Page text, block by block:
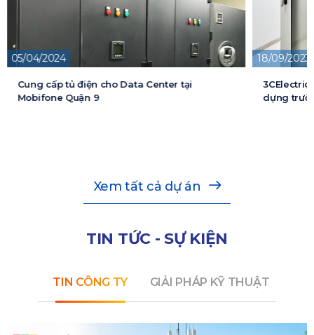
05/04/2024
Cung cấp tủ điện cho Data Center tại
Mobifone Quận 9
18/09/2023
3CElectric
dựng
Xem tất cả dự án
TIN TỨC - SỰ KIỆN
TIN CÔNG TY GIẢI PHÁP KỸ THUẬT